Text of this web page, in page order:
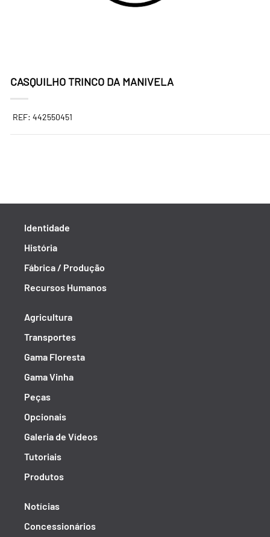
CASQUILHO TRINCO DA MANIVELA
REF: 442550451
Identidade
História
Fábrica / Produção
Recursos Humanos
Agricultura
Transportes
Gama Floresta
Gama Vinha
Peças
Opcionais
Galeria de Vídeos
Tutoriais
Produtos
Notícias
Concessionários